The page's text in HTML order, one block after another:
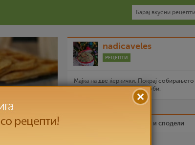
nadicaveles
РЕЦЕПТИ
Мајка на две ќеркички. Покрај собирањето
салфети,готвењето ми е хоби.
Биди вистински пријател и сподели